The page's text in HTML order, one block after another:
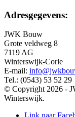
Adresgegevens:
JWK Bouw
Grote veldweg 8
7119 AG
Winterswijk-Corle
E-mail:
Tel.: (0543) 53 52 29
© Copyright 2026 -
Winterswijk.